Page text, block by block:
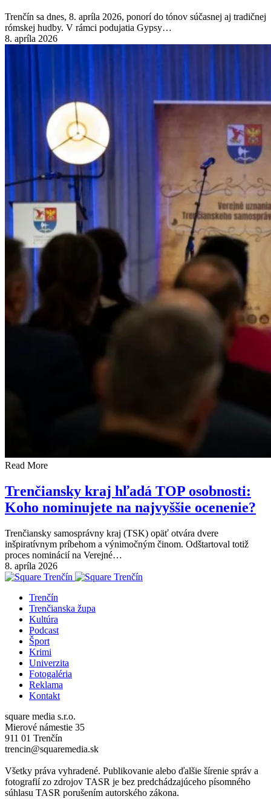
Trenčín sa dnes, 8. apríla 2026, ponorí do tónov súčasnej aj tradičnej
rómskej hudby. V rámci podujatia Gypsy…
8. apríla 2026
Read More
Trenčiansky kraj hľadá TOP osobnosti:
Koho nominujete na najvyššie ocenenie?
Trenčiansky samosprávny kraj (TSK) opäť otvára dvere
inšpiratívnym príbehom a výnimočným činom. Odštartoval totiž
proces nominácií na Verejné…
8. apríla 2026
Trenčín
Trenčianska župa
Kultúra
Podcast
Šport
Krimi
Univerzita
Fotogaléria
Reklama
Kontakt
square media s.r.o.
Mierové námestie 35
911 01 Trenčín
trencin@squaremedia.sk
Všetky práva vyhradené. Publikovanie alebo ďalšie šírenie správ a
fotografií zo zdrojov TASR je bez predchádzajúceho písomného
súhlasu TASR porušením autorského zákona.